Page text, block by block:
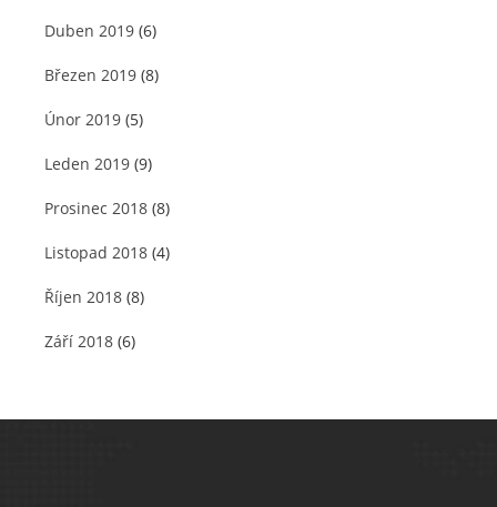
Duben 2019 (6)
Březen 2019 (8)
Únor 2019 (5)
Leden 2019 (9)
Prosinec 2018 (8)
Listopad 2018 (4)
Říjen 2018 (8)
Září 2018 (6)